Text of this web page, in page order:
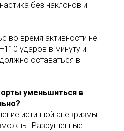
без наклонов и
во время активности не
ударов в минуту и
оставаться в
уменьшиться в
истинной аневризмы
Разрушенные